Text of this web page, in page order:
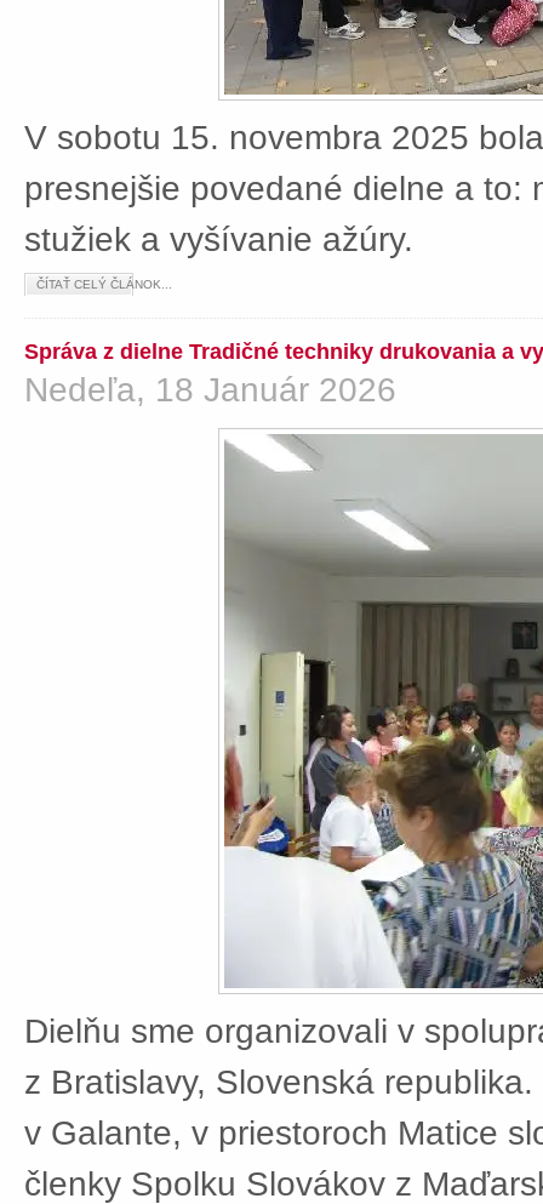
V sobotu 15. novembra 2025
presnejšie povedané dielne a to:
stužiek a vyšívanie ažúry.
ČÍTAŤ CELÝ ČLÁNOK...
Správa z dielne Tradičné techniky drukovania a
Nedeľa, 18 Január 2026
Dielňu sme organizovali v
z Bratislavy, Slovenská
v Galante, v priestoroch Matice
členky Spolku Slovákov z